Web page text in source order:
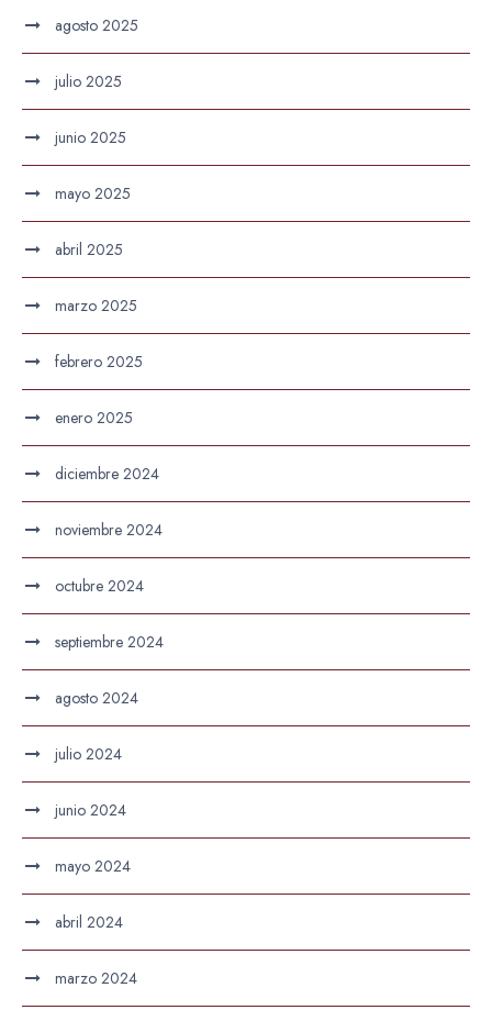
agosto 2025
julio 2025
junio 2025
mayo 2025
abril 2025
marzo 2025
febrero 2025
enero 2025
diciembre 2024
noviembre 2024
octubre 2024
septiembre 2024
agosto 2024
julio 2024
junio 2024
mayo 2024
abril 2024
marzo 2024